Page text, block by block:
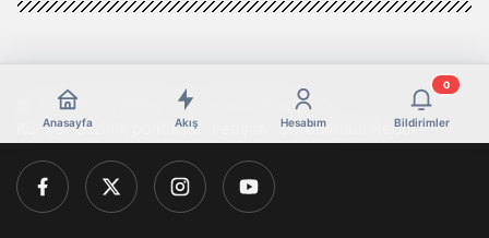
Anasayfa Akış Hesabım Bildirimler
0
© Telif Hakkı 2026, Tüm Hakları Saklıdır
Künye Gizlilik politikası Sorumluluk Reddi